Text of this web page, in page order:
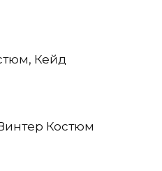
Кейд
Костюм